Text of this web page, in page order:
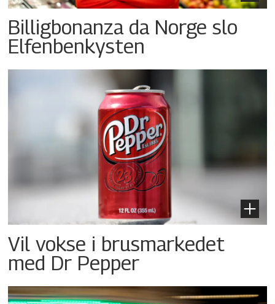
Billigbonanza da Norge slo
Elfenbenkysten
Vil vokse i brusmarkedet
med Dr Pepper